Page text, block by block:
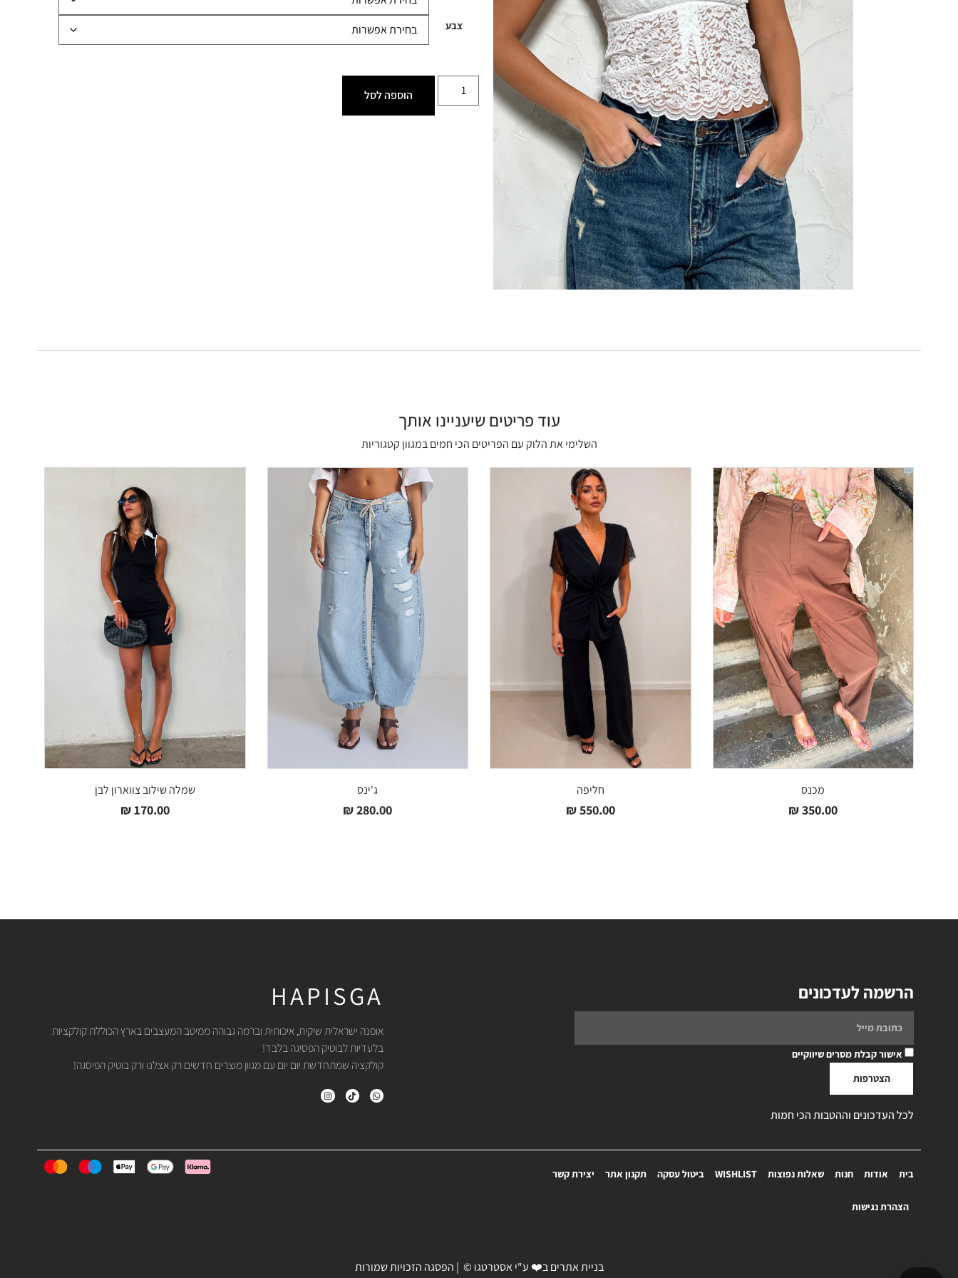
צבע
הוספה לסל
עוד פריטים שיעניינו אותך
השלימי את הלוק עם הפריטים הכי חמים במגוון קטגוריות
מכנס
350.00
₪
חליפה
550.00
₪
ג'ינס
280.00
₪
שמלה שילוב צווארון לבן
170.00
₪
הרשמה לעדכונים
אישור קבלת מסרים שיווקיים
הצטרפות
לכל העדכונים וההטבות הכי חמות
HAPISGA
אופנה ישראלית שיקית, איכותית וברמה גבוהה ממיטב המעצבים בארץ הכוללת קולקציות
בלעדיות לבוטיק הפסיגה בלבד!
קולקציה שמתחדשת יום יום עם מגוון מוצרים חדשים רק אצלנו ורק בוטיק הפיסגה!
בית אודות חנות שאלות נפוצות WISHLIST ביטול עסקה תקנון אתר יצירת קשר
הצהרת נגישות
בניית אתריםב❤️ ע"י אסטרטגו © | הפסגה הזכויות שמורות